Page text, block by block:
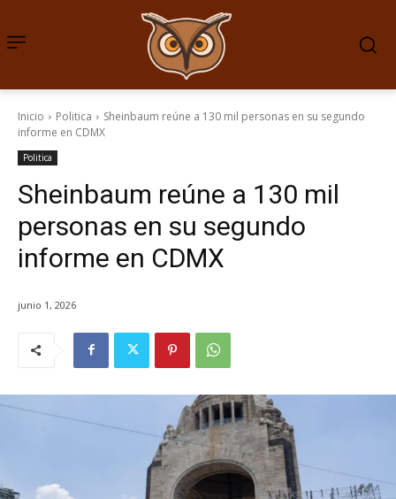
Inicio Politica
Sheinbaum reúne a 130 mil personas en su segundo
informe en CDMX
Politica
Sheinbaum reúne a 130 mil
personas en su segundo
informe en CDMX
junio 1, 2026